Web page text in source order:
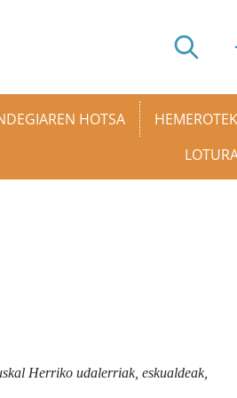
HOTSA
Herriko udalerriak, eskualdeak,